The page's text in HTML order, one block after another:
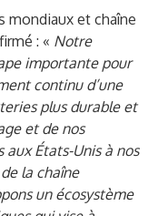
mondiaux et chaîne
: « Notre
importante pour
continu d’une
plus durable et
et de nos
États-Unis à nos
la chaîne
un écosystème